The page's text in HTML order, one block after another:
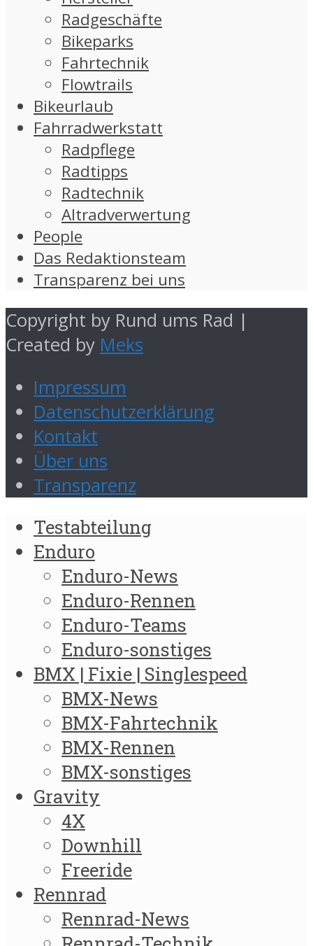
Radgeschäfte
Bikeparks
Fahrtechnik
Flowtrails
Bikeurlaub
Fahrradwerkstatt
Radpflege
Radtipps
Radtechnik
Altradverwertung
People
Das Redaktionsteam
Transparenz bei uns
Copyright by Rund ums Rad |
Created by Meks
Impressum
Datenschutzerklärung
Kontakt
Über uns
Transparenz
Testabteilung
Enduro
Enduro-News
Enduro-Rennen
Enduro-Teams
Enduro-sonstiges
BMX | Fixie | Singlespeed
BMX-News
BMX-Fahrtechnik
BMX-Rennen
BMX-sonstiges
Gravity
4X
Downhill
Freeride
Rennrad
Rennrad-News